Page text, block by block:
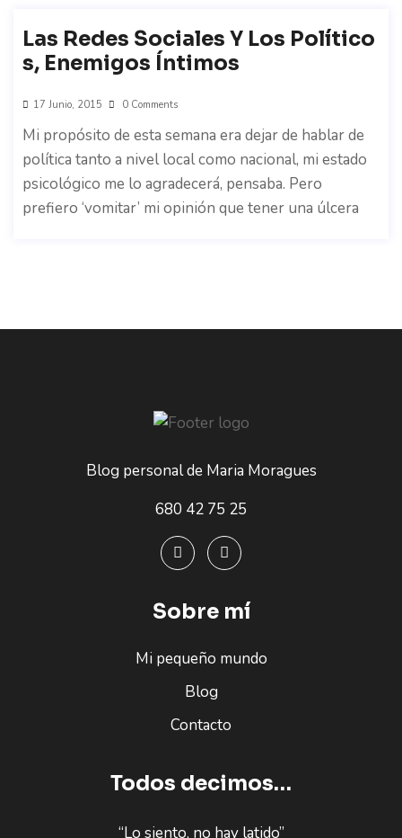
Las Redes Sociales Y Los Político
S, Enemigos Íntimos
17 Junio, 2015 0 Comments
Mi propósito de esta semana era dejar de hablar de
política tanto a nivel local como nacional, mi estado
psicológico me lo agradecerá, pensaba. Pero
prefiero ‘vomitar’ mi opinión que tener una úlcera
Blog personal de Maria Moragues
680 42 75 25
Sobre mí
Mi pequeño mundo
Blog
Contacto
Todos decimos…
“Lo siento, no hay latido”